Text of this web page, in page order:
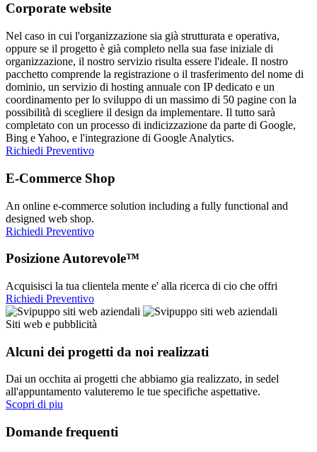
Corporate website
Nel caso in cui l'organizzazione sia già strutturata e operativa,
oppure se il progetto è già completo nella sua fase iniziale di
organizzazione, il nostro servizio risulta essere l'ideale. Il nostro
pacchetto comprende la registrazione o il trasferimento del nome di
dominio, un servizio di hosting annuale con IP dedicato e un
coordinamento per lo sviluppo di un massimo di 50 pagine con la
possibilità di scegliere il design da implementare. Il tutto sarà
completato con un processo di indicizzazione da parte di Google,
Bing e Yahoo, e l'integrazione di Google Analytics.
Richiedi Preventivo
E-Commerce Shop
An online e-commerce solution including a fully functional and
designed web shop.
Richiedi Preventivo
Posizione Autorevole™
Acquisisci la tua clientela mente e' alla ricerca di cio che offri
Richiedi Preventivo
Siti web e pubblicità
Alcuni dei progetti da noi realizzati
Dai un occhita ai progetti che abbiamo gia realizzato, in sedel
all'appuntamento valuteremo le tue specifiche aspettative.
Scopri di piu
Domande frequenti